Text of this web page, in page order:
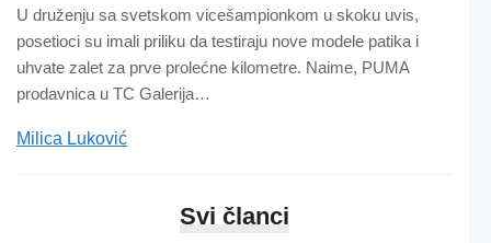
U druženju sa svetskom vicešampionkom u skoku uvis,
posetioci su imali priliku da testiraju nove modele patika i
uhvate zalet za prve prolećne kilometre. Naime, PUMA
prodavnica u TC Galerija…
Milica Luković
Svi članci